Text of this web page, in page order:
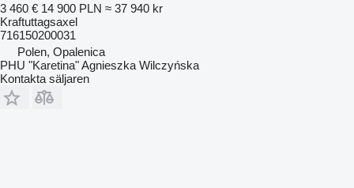
3 460 € 14 900 PLN ≈ 37 940 kr
Kraftuttagsaxel
716150200031
Polen, Opalenica
PHU "Karetina" Agnieszka Wilczyńska
Kontakta säljaren